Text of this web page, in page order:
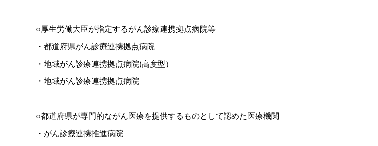
○厚生労働大臣が指定するがん診療連携拠点病院等
・都道府県がん診療連携拠点病院
・地域がん診療連携拠点病院(高度型）
・地域がん診療連携拠点病院
○都道府県が専門的ながん医療を提供するものとして認めた医療機関
・がん診療連携推進病院